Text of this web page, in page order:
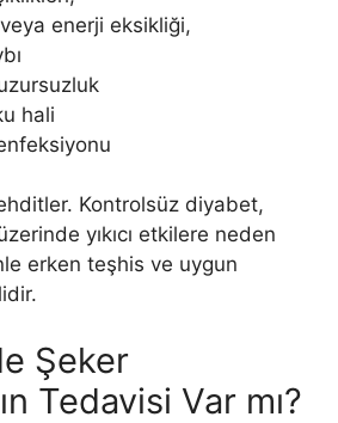
enerji eksikliği,
hali
Kontrolsüz diyabet,
yıkıcı etkilere neden
erken teşhis ve uygun
Şeker
Tedavisi Var mı?